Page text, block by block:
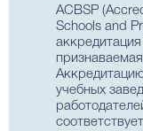
ACBSP
Schools and
учебных